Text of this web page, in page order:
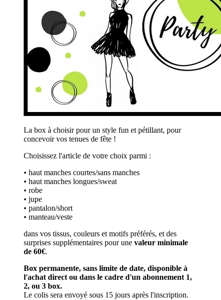
La box à choisir pour un style fun et pétillant, pour
concevoir vos tenues de fête !
Choisissez l'article de votre choix parmi :
• haut manches courtes/sans manches
• haut manches longues/sweat
• robe
• jupe
• pantalon/short
• manteau/veste
dans vos tissus, couleurs et motifs préférés, et des
surprises supplémentaires pour une valeur minimale
de 60€.
Box permanente, sans limite de date, disponible à
l'achat direct ou dans le cadre d'un abonnement 1,
2, ou 3 box.
Le colis sera envoyé sous 15 jours après l'inscription.